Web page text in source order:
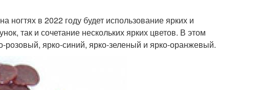
в 2022 году будет использование ярких и
так и сочетание нескольких ярких цветов. В этом
розовый, ярко-синий, ярко-зеленый и ярко-оранжевый.